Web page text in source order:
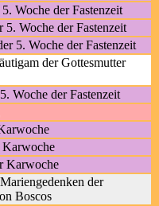
Woche der Fastenzeit
Woche der Fastenzeit
5. Woche der Fastenzeit
der Gottesmutter
Woche der Fastenzeit
Karwoche
Karwoche
der
Boscos